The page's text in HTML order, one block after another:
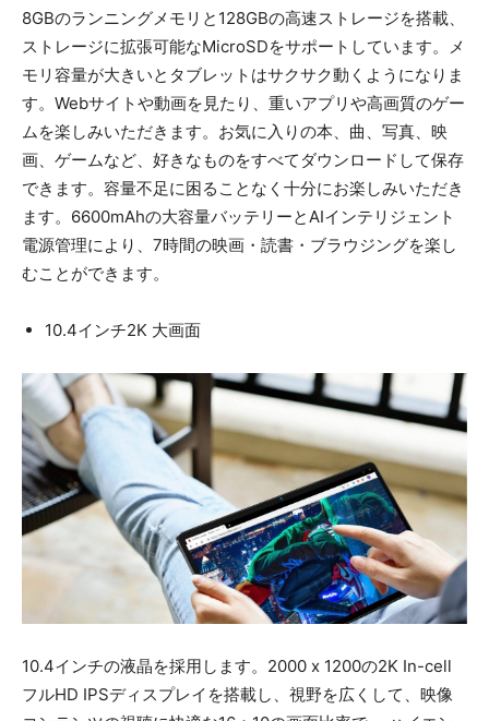
8GBのランニングメモリと128GBの高速ストレージを搭載、
ストレージに拡張可能なMicroSDをサポートしています。メ
モリ容量が大きいとタブレットはサクサク動くようになりま
す。Webサイトや動画を見たり、重いアプリや高画質のゲー
ムを楽しみいただきます。お気に入りの本、曲、写真、映
画、ゲームなど、好きなものをすべてダウンロードして保存
できます。容量不足に困ることなく十分にお楽しみいただき
ます。6600mAhの大容量バッテリーとAIインテリジェント
電源管理により、7時間の映画・読書・ブラウジングを楽し
むことができます。
10.4インチ2K 大画面
10.4インチの液晶を採用します。2000 x 1200の2K In-cell
フルHD IPSディスプレイを搭載し、視野を広くして、映像